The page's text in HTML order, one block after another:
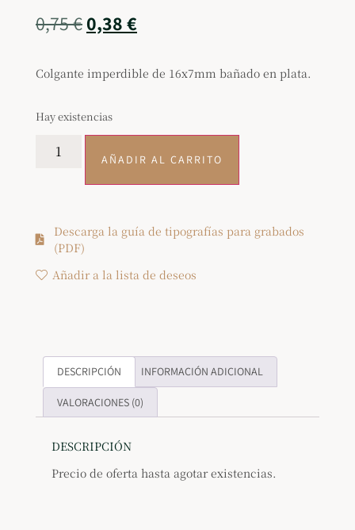
0,75€0,38€
Colgante imperdible de 16x7mm bañado en plata.
Hay existencias
AÑADIR AL CARRITO
Descarga la guía de tipografías para grabados
(PDF)
Añadir a la lista de deseos
DESCRIPCIÓN INFORMACIÓN ADICIONAL
VALORACIONES (0)
DESCRIPCIÓN
Precio de oferta hasta agotar existencias.